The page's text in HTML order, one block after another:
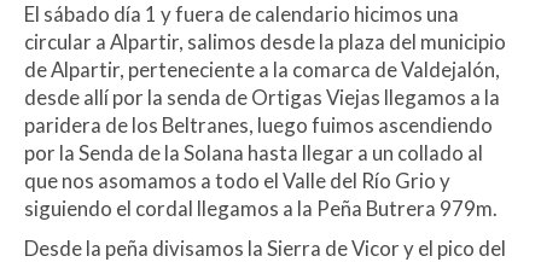
El sábado día 1 y fuera de calendario hicimos una
circular a Alpartir, salimos desde la plaza del municipio
de Alpartir, perteneciente a la comarca de Valdejalón,
desde allí por la senda de Ortigas Viejas llegamos a la
paridera de los Beltranes, luego fuimos ascendiendo
por la Senda de la Solana hasta llegar a un collado al
que nos asomamos a todo el Valle del Río Grio y
siguiendo el cordal llegamos a la Peña Butrera 979m.
Desde la peña divisamos la Sierra de Vicor y el pico del